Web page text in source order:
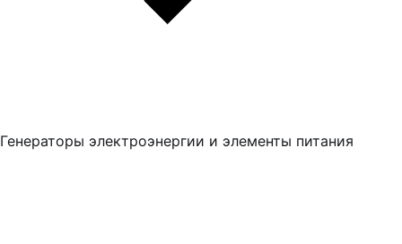
Генераторы электроэнергии и элементы питания